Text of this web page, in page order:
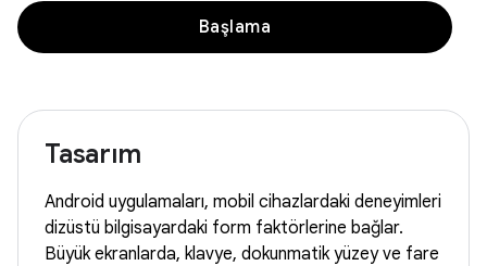
Başlama
Tasarım
Android uygulamaları, mobil cihazlardaki deneyimleri
dizüstü bilgisayardaki form faktörlerine bağlar.
Büyük ekranlarda, klavye, dokunmatik yüzey ve fare